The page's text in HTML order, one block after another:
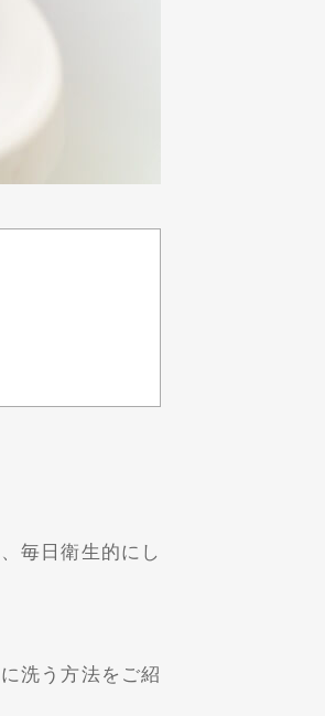
毎日衛生的にし
洗う方法をご紹